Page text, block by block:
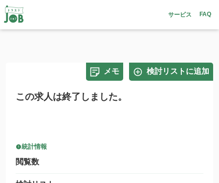
サービス FAQ
メモ 検討リストに追加
この求人は終了しました。
統計情報
閲覧数